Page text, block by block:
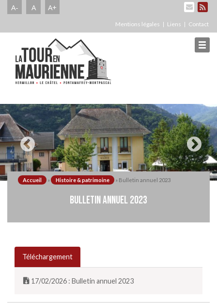
A- A A+
Mentions légales Liens Contact
Accueil » Histoire & patrimoine » Bulletin annuel 2023
BULLETIN ANNUEL 2023
Téléchargement
17/02/2026 : Bulletin annuel 2023